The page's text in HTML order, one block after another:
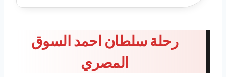
رحلة سلطان احمد السوق
المصري